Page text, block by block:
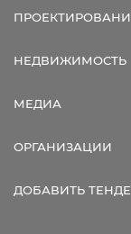
НЕДВИЖИМОСТЬ
МЕДИА
ОРГАНИЗАЦИИ
ДОБАВИТЬ